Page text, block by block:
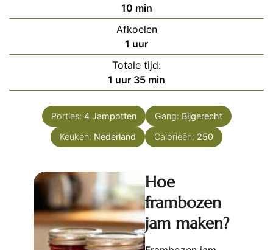
10minuten
min
Afkoelen
1 uur
uur
Totale tijd:
1 uur
uur 35minuten
min
Porties: 4 Jampotten Gang: Bijgerecht
Keuken: Nederland Calorieën: 250
Hoe
frambozen
jam maken?